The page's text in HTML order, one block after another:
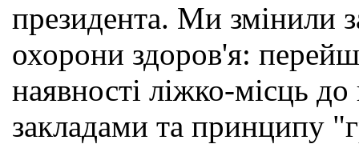
президента. Ми змінили
охорони здоров'я:
наявності ліжко-місць
закладами та принципу